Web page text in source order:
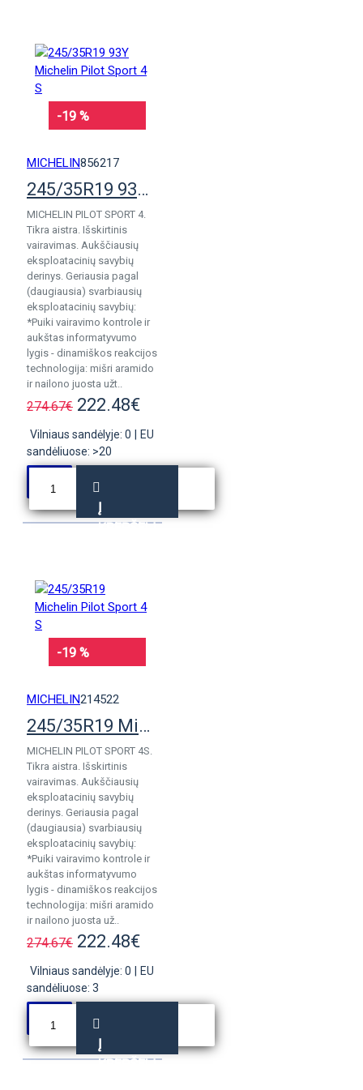
-19 %
MICHELIN856217
245/35R19 93Y Michelin Pilot Sport 4 S
MICHELIN PILOT SPORT 4.
Tikra aistra. Išskirtinis
vairavimas. Aukščiausių
eksploatacinių savybių
derinys. Geriausia pagal
(daugiausia) svarbiausių
eksploatacinių savybių:
*Puiki vairavimo kontrole ir
aukštas informatyvumo
lygis - dinamiškos reakcijos
technologija: mišri aramido
ir nailono juosta užt..
274.67€ 222.48€
Vilniaus sandėlyje: 0
EU
sandėliuose: >20
Į
KREPŠELĮ
-19 %
MICHELIN214522
245/35R19 Michelin Pilot Sport 4 S
MICHELIN PILOT SPORT 4S.
Tikra aistra. Išskirtinis
vairavimas. Aukščiausių
eksploatacinių savybių
derinys. Geriausia pagal
(daugiausia) svarbiausių
eksploatacinių savybių:
*Puiki vairavimo kontrole ir
aukštas informatyvumo
lygis - dinamiškos reakcijos
technologija: mišri aramido
ir nailono juosta už..
274.67€ 222.48€
Vilniaus sandėlyje: 0
EU
sandėliuose: 3
Į
KREPŠELĮ